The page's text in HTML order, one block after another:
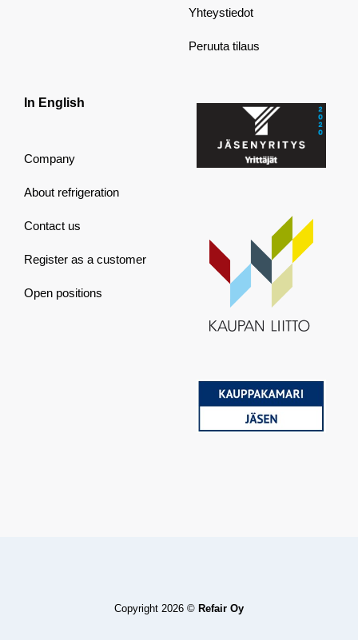
Yhteystiedot
Peruuta tilaus
In English
Company
About refrigeration
Contact us
Register as a customer
Open positions
Copyright 2026 © Refair Oy